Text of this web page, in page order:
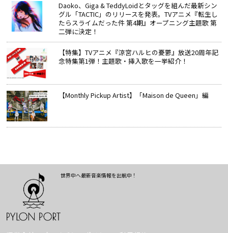
Daoko、Giga & TeddyLoidとタッグを組んだ最新シン
グル「TACTIC」のリリースを発表。TVアニメ『転生し
たらスライムだった件 第4期』オープニング主題歌 第
二弾に決定！
【特集】TVアニメ『涼宮ハルヒの憂鬱』放送20周年記
念特集第1弾！主題歌・挿入歌を一挙紹介！
【Monthly Pickup Artist】「Maison de Queen」編
世界中へ最新音楽情報を出航中！